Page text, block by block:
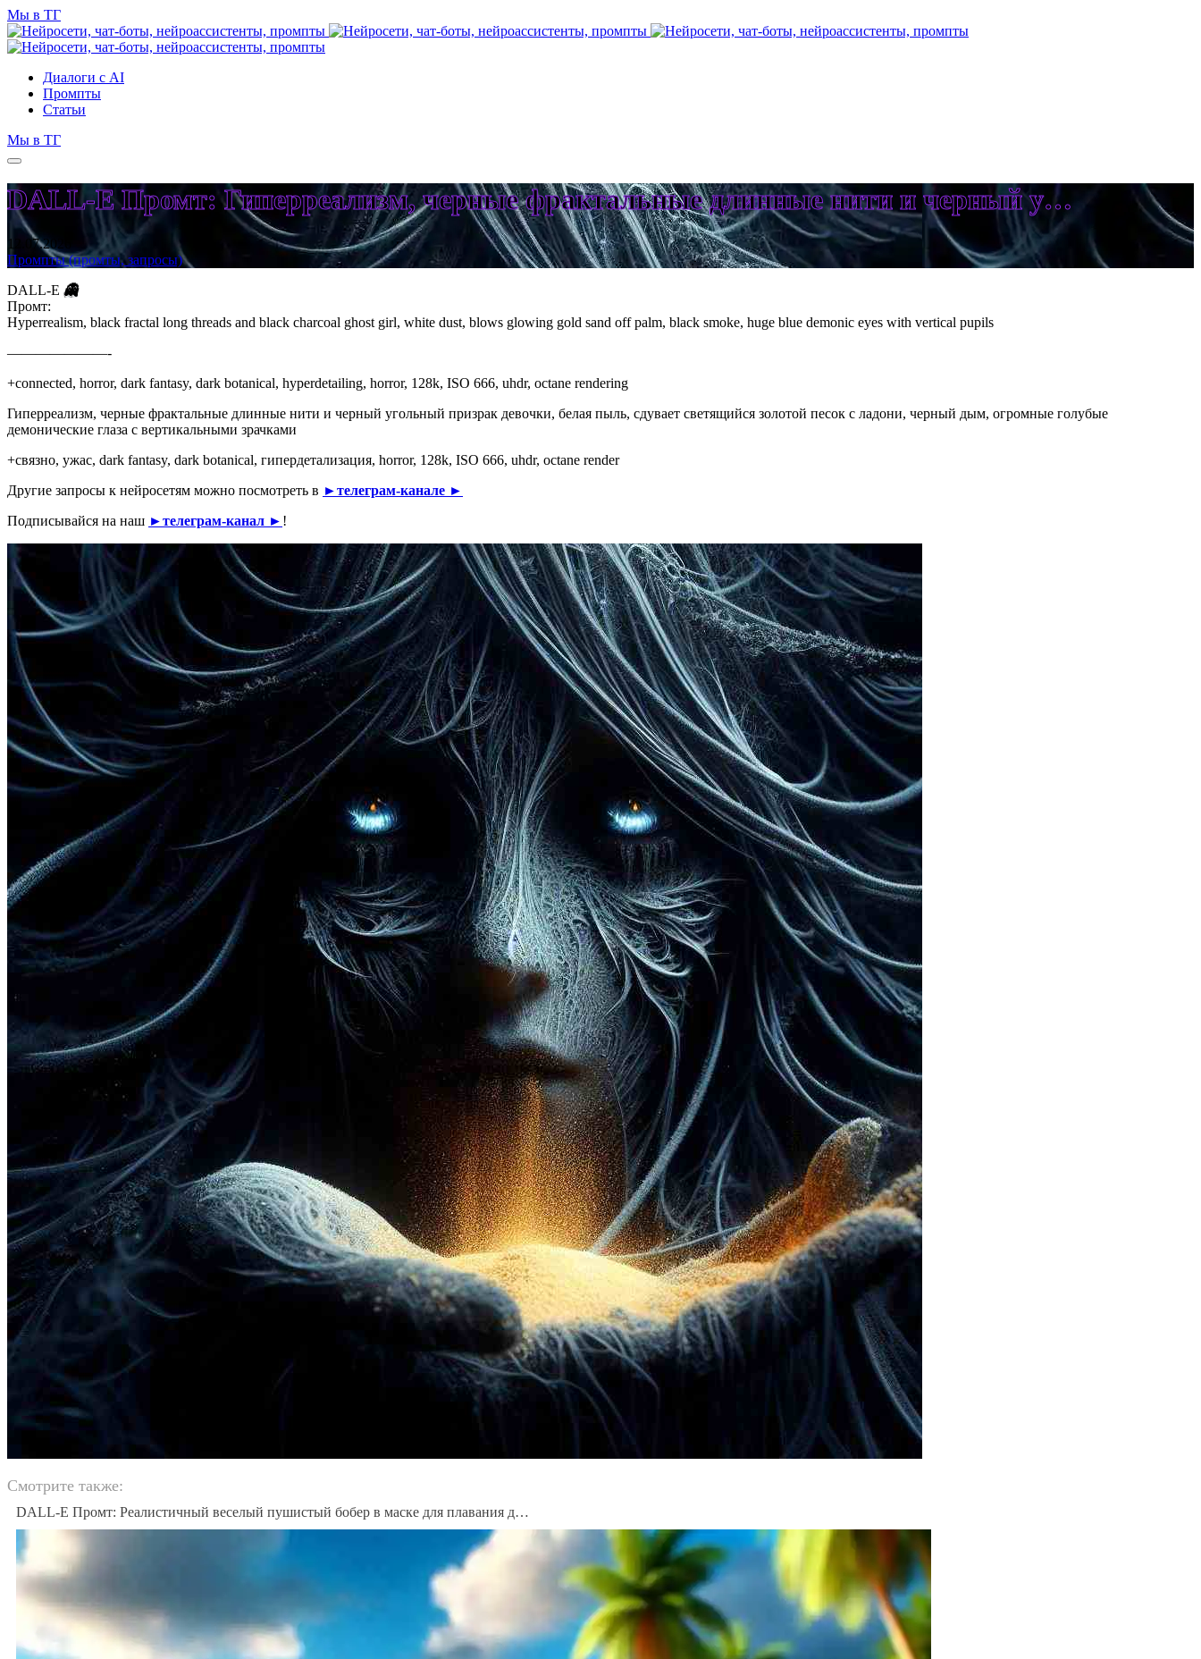
Мы в ТГ
Диалоги с AI
Промпты
Статьи
Мы в ТГ
DALL-E Промт: Гиперреализм, черные фрактальные длинные нити и черный у…
12.07.2026
Промпты (промты, запросы)
DALL-E 👻
Промт:
Hyperrealism, black fractal long threads and black charcoal ghost girl, white dust, blows glowing gold sand off palm, black smoke, huge blue demonic eyes with vertical pupils
———————-
+connected, horror, dark fantasy, dark botanical, hyperdetailing, horror, 128k, ISO 666, uhdr, octane rendering
Гиперреализм, черные фрактальные длинные нити и черный угольный призрак девочки, белая пыль, сдувает светящийся золотой песок с ладони, черный дым, огромные голубые
демонические глаза с вертикальными зрачками
+связно, ужас, dark fantasy, dark botanical, гипердетализация, horror, 128k, ISO 666, uhdr, octane render
Другие запросы к нейросетям можно посмотреть в ►телеграм-канале ►
Подписывайся на наш ►телеграм-канал ► !
Смотрите также:
DALL-E Промт: Реалистичный веселый пушистый бобер в маске для плавания д…